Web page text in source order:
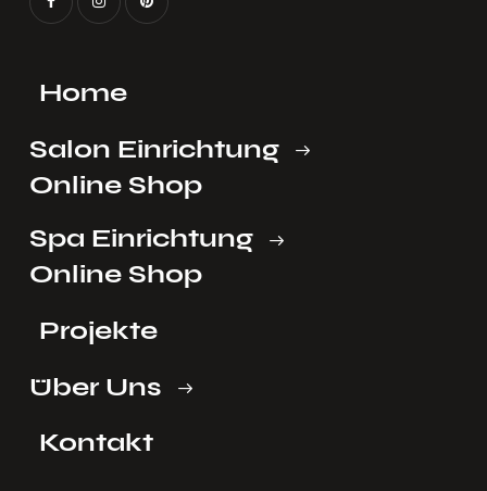
Home
Salon Einrichtung
Online Shop
Spa Einrichtung
Online Shop
Projekte
Über Uns
Kontakt